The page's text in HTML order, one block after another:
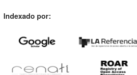
Indexado por: